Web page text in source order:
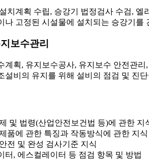
치계획 수립, 승강기 법정검사 수검, 엘
나 고정된 시설물에 설치되는 승강기를
보수관리
계획, 유지보수공사, 유지보수 안전관리,
설비의 유지를 위해 설비의 점검 및 진
및 법령(산업안전보건법 등)에 관한 지
품에 관한 특징과 작동방식에 관한 지식
전 및 완성 검사기준 지식
터, 에스컬레이터 등 점검 항목 및 방법